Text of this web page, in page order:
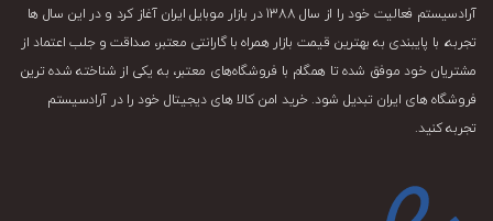
آرادسیستم فعالیت خود را از سال 1388 در بازار موبایل ایران آغاز کرد و در این سال ها
تجربه، با پایبندی به بهترین قیمت بازار همراه با گارانتی معتبر، صداقت و جلب اعتماد از
مشتریان خود موفق شده تا همگام با فروشگاه‌های معتبر، به یکی از شناخته شده ترین
فروشگاه های ایران تبدیل شود. خرید امن کالا های دیجیتال خود را در آرادسیستم
تجربه کنید.